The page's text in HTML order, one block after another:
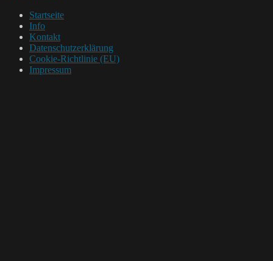
Startseite
Info
Kontakt
Datenschutzerklärung
Cookie-Richtlinie (EU)
Impressum